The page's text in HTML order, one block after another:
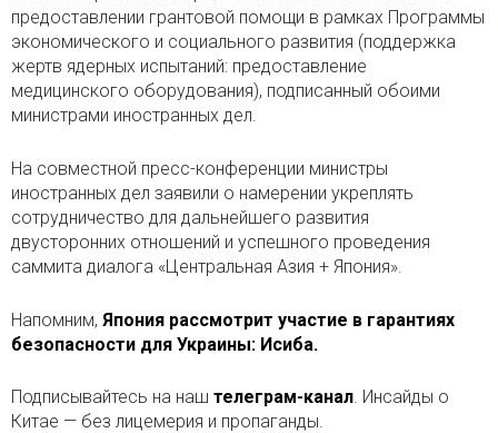
предоставлении грантовой помощи в рамках Программы
экономического и социального развития (поддержка
жертв ядерных испытаний: предоставление
медицинского оборудования), подписанный обоими
министрами иностранных дел.
На совместной пресс-конференции министры
иностранных дел заявили о намерении укреплять
сотрудничество для дальнейшего развития
двусторонних отношений и успешного проведения
саммита диалога «Центральная Азия + Япония».
Напомним, Япония рассмотрит участие в гарантиях
безопасности для Украины: Исиба.
Подписывайтесь на наш телеграм-канал. Инсайды о
Китае — без лицемерия и пропаганды.